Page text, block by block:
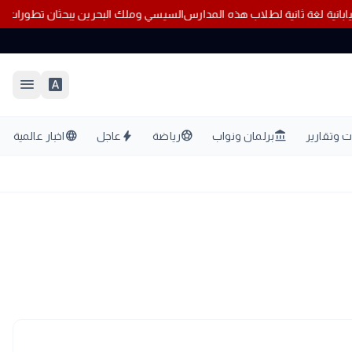
لغة ثانية لطلاب هذه المدارسالسيسي وملك البحرين يبحثان
font_download
menu
وتقارير account_balanceبرلمان ونواب sports_soccerرياضة bolt عاجل languageاخبار عالمية